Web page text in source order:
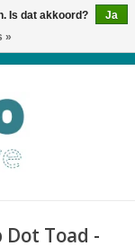
Dot Toad -
Is dat akkoord?
Ja
»